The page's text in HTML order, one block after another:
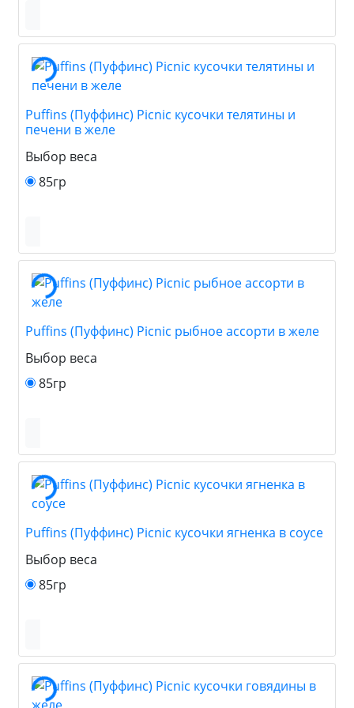
Puffins (Пуффинс) Picnic кусочки телятины и
печени в желе
Выбор веса
85гр
Puffins (Пуффинс) Picnic рыбное ассорти в желе
Выбор веса
85гр
Puffins (Пуффинс) Picnic кусочки ягненка в соусе
Выбор веса
85гр